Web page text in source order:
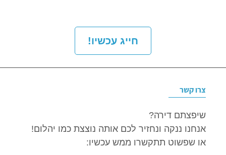
חייג עכשיו!
צרו קשר
שיפצתם דירה?
אנחנו ננקה ונחזיר לכם אותה נוצצת כמו יהלום!
או שפשוט תתקשרו ממש עכשיו: